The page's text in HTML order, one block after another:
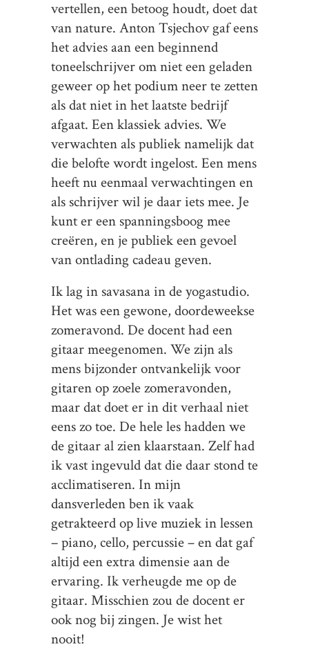
vertellen, een betoog houdt, doet dat
van nature. Anton Tsjechov gaf eens
het advies aan een beginnend
toneelschrijver om niet een geladen
geweer op het podium neer te zetten
als dat niet in het laatste bedrijf
afgaat. Een klassiek advies. We
verwachten als publiek namelijk dat
die belofte wordt ingelost. Een mens
heeft nu eenmaal verwachtingen en
als schrijver wil je daar iets mee. Je
kunt er een spanningsboog mee
creëren, en je publiek een gevoel
van ontlading cadeau geven.
Ik lag in savasana in de yogastudio.
Het was een gewone, doordeweekse
zomeravond. De docent had een
gitaar meegenomen. We zijn als
mens bijzonder ontvankelijk voor
gitaren op zoele zomeravonden,
maar dat doet er in dit verhaal niet
eens zo toe. De hele les hadden we
de gitaar al zien klaarstaan. Zelf had
ik vast ingevuld dat die daar stond te
acclimatiseren. In mijn
dansverleden ben ik vaak
getrakteerd op live muziek in lessen
– piano, cello, percussie – en dat gaf
altijd een extra dimensie aan de
ervaring. Ik verheugde me op de
gitaar. Misschien zou de docent er
ook nog bij zingen. Je wist het
nooit!